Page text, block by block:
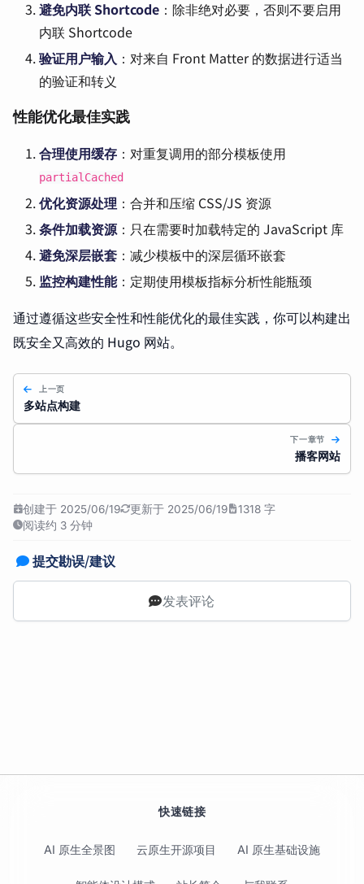
避免内联 Shortcode ：除非绝对必要，否则不要启用
内联 Shortcode
验证用户输入 ：对来自 Front Matter 的数据进行适当
的验证和转义
性能优化最佳实践
合理使用缓存 ：对重复调用的部分模板使用
partialCached
优化资源处理 ：合并和压缩 CSS/JS 资源
条件加载资源：只在需要时加载特定的 JavaScript 库
避免深层嵌套 ：减少模板中的深层循环嵌套
监控构建性能：定期使用模板指标分析性能瓶颈
通过遵循这些安全性和性能优化的最佳实践，你可以构建出
既安全又高效的 Hugo 网站。
上一页
多站点构建
下一章节
播客网站
创建于 2025/06/19 更新于 2025/06/19
1318 字
阅读约 3 分钟
提交勘误/建议
发表评论
快速链接
AI 原生全景图 云原生开源项目 AI 原生基础设施